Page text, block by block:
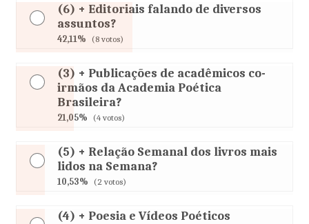
(6) + Editoriais falando de diversos
assuntos?
42,11% (8 votos)
(3) + Publicações de acadêmicos co-
irmãos da Academia Poética
Brasileira?
21,05% (4 votos)
(5) + Relação Semanal dos livros mais
lidos na Semana?
10,53% (2 votos)
(4) + Poesia e Vídeos Poéticos